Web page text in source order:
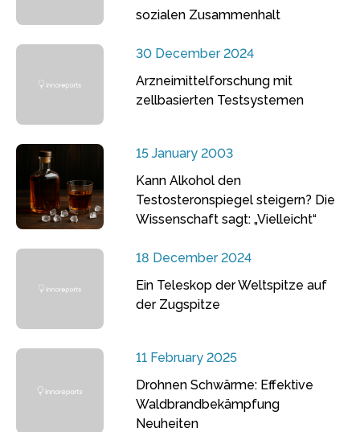
sozialen Zusammenhalt
30 December 2024
Arzneimittelforschung mit
zellbasierten Testsystemen
15 January 2003
Kann Alkohol den
Testosteronspiegel steigern? Die
Wissenschaft sagt: „Vielleicht“
18 December 2024
Ein Teleskop der Weltspitze auf
der Zugspitze
11 February 2025
Drohnen Schwärme: Effektive
Waldbrandbekämpfung
Neuheiten